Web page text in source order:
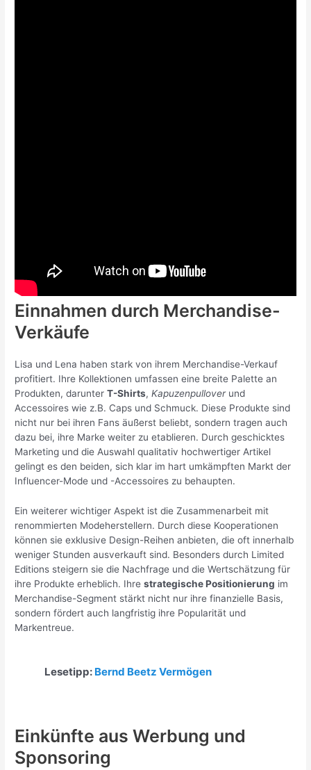
Einnahmen durch Merchandise-
Verkäufe
Lisa und Lena haben stark von ihrem Merchandise-Verkauf
profitiert. Ihre Kollektionen umfassen eine breite Palette an
Produkten, darunterT-Shirts,Kapuzenpulloverund
Accessoires wie z.B. Caps und Schmuck. Diese Produkte sind
nicht nur bei ihren Fans äußerst beliebt, sondern tragen auch
dazu bei, ihre Marke weiter zu etablieren. Durch geschicktes
Marketing und die Auswahl qualitativ hochwertiger Artikel
gelingt es den beiden, sich klar im hart umkämpften Markt der
Influencer-Mode und -Accessoires zu behaupten.
Ein weiterer wichtiger Aspekt ist die Zusammenarbeit mit
renommierten Modeherstellern. Durch diese Kooperationen
können sie exklusive Design-Reihen anbieten, die oft innerhalb
weniger Stunden ausverkauft sind. Besonders durch Limited
Editions steigern sie die Nachfrage und die Wertschätzung für
ihre Produkte erheblich. Ihrestrategische Positionierung im
Merchandise-Segment stärkt nicht nur ihre finanzielle Basis,
sondern fördert auch langfristig ihre Popularität und
Markentreue.
Lesetipp: Bernd Beetz Vermögen
Einkünfte aus Werbung und
Sponsoring